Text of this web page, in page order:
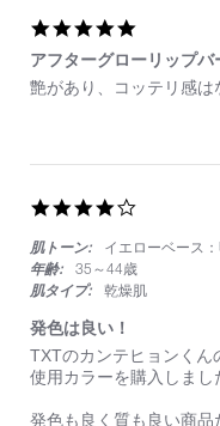
rating
アフターグローリップバ
Review
Jun
review
タ
グ
ー
リ
ッ
バ
ー
ム
艶があり、コッテリ感は
rating
肌トーン:
イエローベース
年齢:
35～44歳
肌タイプ:
乾燥肌
発色は良い！
Review
by
18
review
stating
色
TXTのカンテヒョンくん
使用カラーを購入しまし
発色も良く質も良い商